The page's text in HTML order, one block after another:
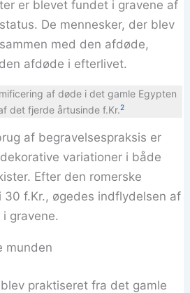
er blevet fundet i gravene af
De mennesker, der blev
med den afdøde,
afdøde i efterlivet.
af døde i det gamle Egypten
det fjerde årtusinde f.Kr.2
af begravelsespraksis er
variationer i både
Efter den romerske
30 f.Kr., øgedes indflydelsen af
gravene.
munden
praktiseret fra det gamle